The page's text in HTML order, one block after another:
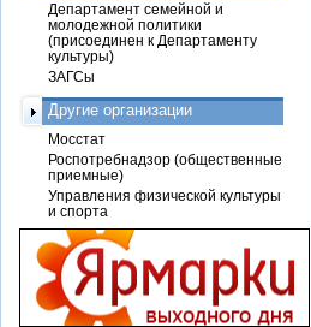
Департамент семейной и
молодежной политики
(присоединен к Департаменту
культуры)
ЗАГСы
Другие организации
Мосстат
Роспотребнадзор (общественные
приемные)
Управления физической культуры
и спорта